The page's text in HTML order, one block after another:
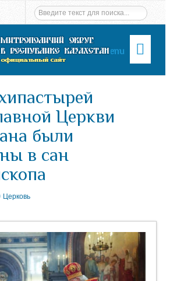
Menu
Церкви
были
в сан
Церковь